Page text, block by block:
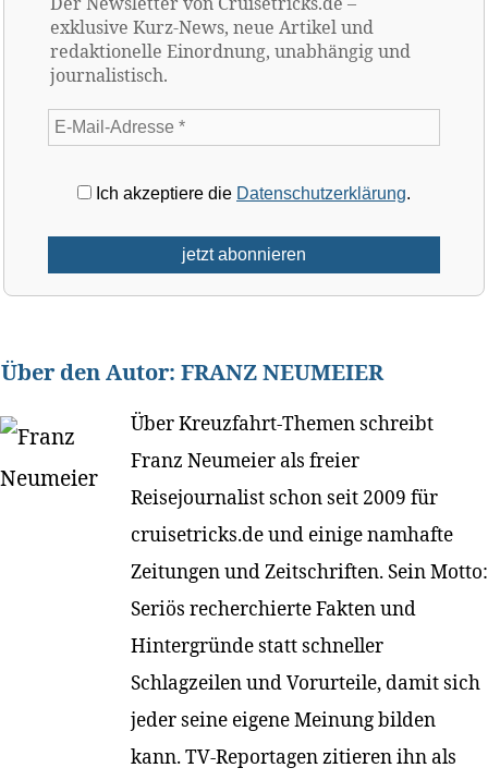
exklusive Kurz-News, neue Artikel und
redaktionelle Einordnung, unabhängig und
journalistisch.
Ich akzeptiere die Datenschutzerklärung.
Über den Autor: FRANZ NEUMEIER
Über Kreuzfahrt-Themen schreibt
Franz Neumeier als freier
Reisejournalist schon seit 2009 für
cruisetricks.de und einige namhafte
Zeitungen und Zeitschriften. Sein Motto:
Seriös recherchierte Fakten und
Hintergründe statt schneller
Schlagzeilen und Vorurteile, damit sich
jeder seine eigene Meinung bilden
kann. TV-Reportagen zitieren ihn als